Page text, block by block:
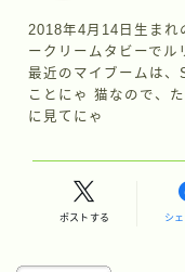
2018年4月14日生まれ
ークリームタビーでル
最近のマイブームは
ことにゃ 猫なので、
に見てにゃ
ポストする シ